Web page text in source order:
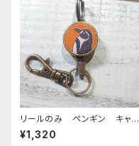
リールのみ ペンギン キャメ
ル ぺんぎん
¥1,320